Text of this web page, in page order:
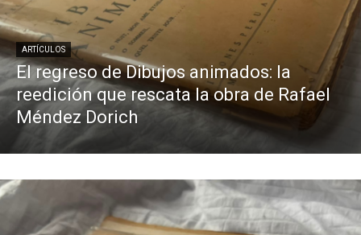
ARTÍCULOS
El regreso de Dibujos animados: la
reedición que rescata la obra de Rafael
Méndez Dorich